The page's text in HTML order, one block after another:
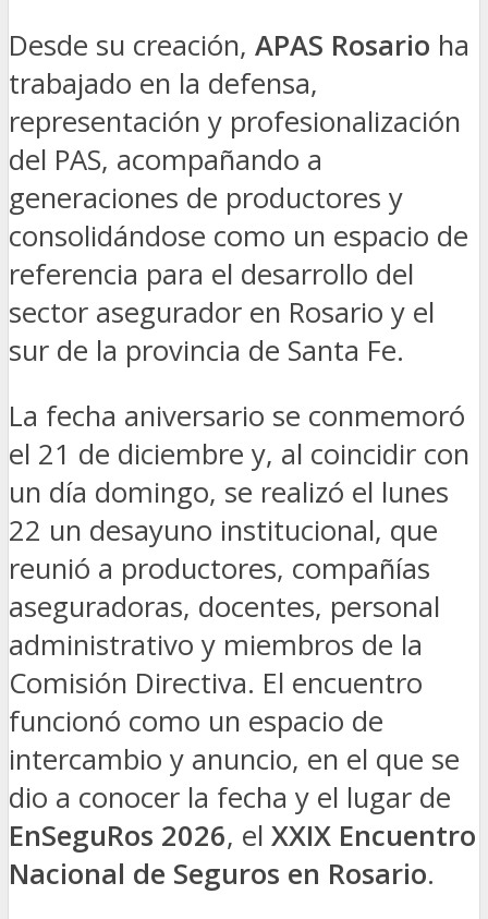
Desde su creación, APAS Rosario ha
trabajado en la defensa,
representación y profesionalización
del PAS, acompañando a
generaciones de productores y
consolidándose como un espacio de
referencia para el desarrollo del
sector asegurador en Rosario y el
sur de la provincia de Santa Fe.
La fecha aniversario se conmemoró
el 21 de diciembre y, al coincidir con
un día domingo, se realizó el lunes
22 un desayuno institucional, que
reunió a productores, compañías
aseguradoras, docentes, personal
administrativo y miembros de la
Comisión Directiva. El encuentro
funcionó como un espacio de
intercambio y anuncio, en el que se
dio a conocer la fecha y el lugar de
EnSeguRos 2026, el XXIX Encuentro
Nacional de Seguros en Rosario.